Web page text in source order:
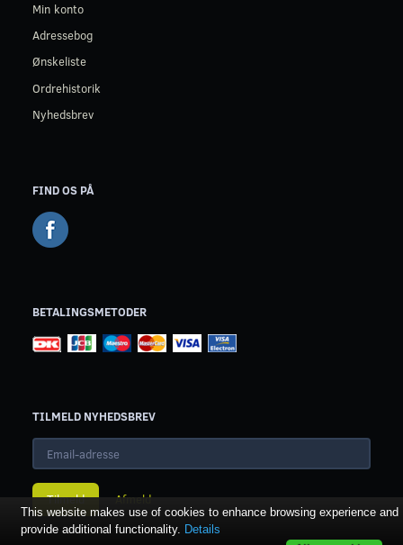
Min konto
Adressebog
Ønskeliste
Ordrehistorik
Nyhedsbrev
FIND OS PÅ
BETALINGSMETODER
TILMELD NYHEDSBREV
Email-
adresse
Tilmeld Afmeld
This website makes use of cookies to enhance browsing experience and
provide additional functionality. Details